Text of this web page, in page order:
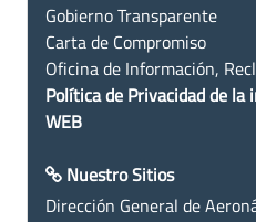
Gobierno Transparente
Carta de Compromiso
Oficina de Información,
Política de Privacidad de la
WEB
Nuestro Sitios
Dirección General de